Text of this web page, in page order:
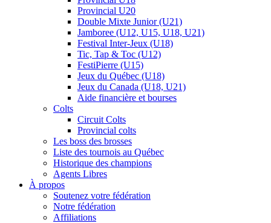
Provincial U20
Double Mixte Junior (U21)
Jamboree (U12, U15, U18, U21)
Festival Inter-Jeux (U18)
Tic, Tap & Toc (U12)
FestiPierre (U15)
Jeux du Québec (U18)
Jeux du Canada (U18, U21)
Aide financière et bourses
Colts
Circuit Colts
Provincial colts
Les boss des brosses
Liste des tournois au Québec
Historique des champions
Agents Libres
À propos
Soutenez votre fédération
Notre fédération
Affiliations